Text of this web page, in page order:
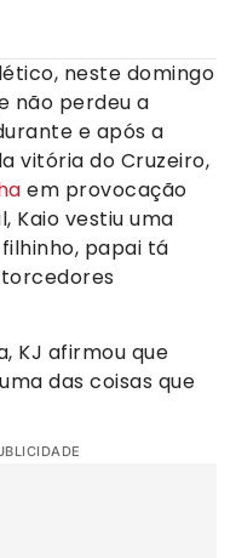
neste domingo
não perdeu a
e após a
vitória do Cruzeiro,
em provocação
Kaio vestiu uma
papai tá
KJ afirmou que
das coisas que